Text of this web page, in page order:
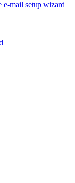
setup wizard